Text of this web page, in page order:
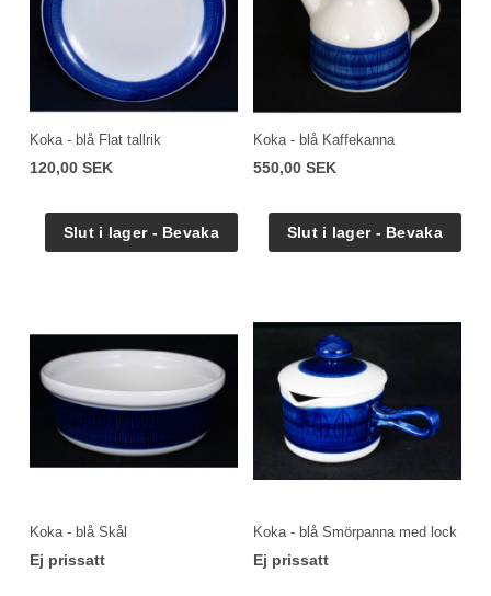
Koka - blå Flat tallrik
120,00 SEK
Koka - blå Kaffekanna
550,00 SEK
Koka - blå Skål
Ej prissatt
Koka - blå Smörpanna med lock
Ej prissatt